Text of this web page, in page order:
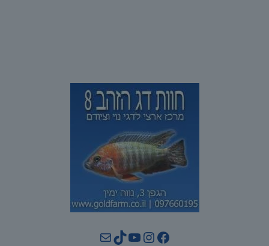
Facebook
Instagram
YouTube
TikTok
Mail